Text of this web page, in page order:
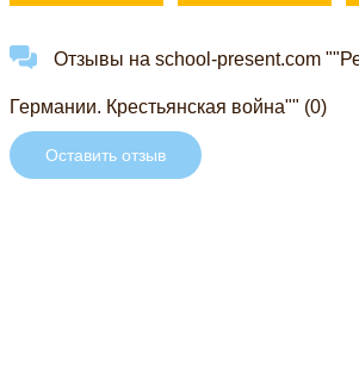
Отзывы на school-present.com
Германии. Крестьянская война"" (0)
Оставить отзыв